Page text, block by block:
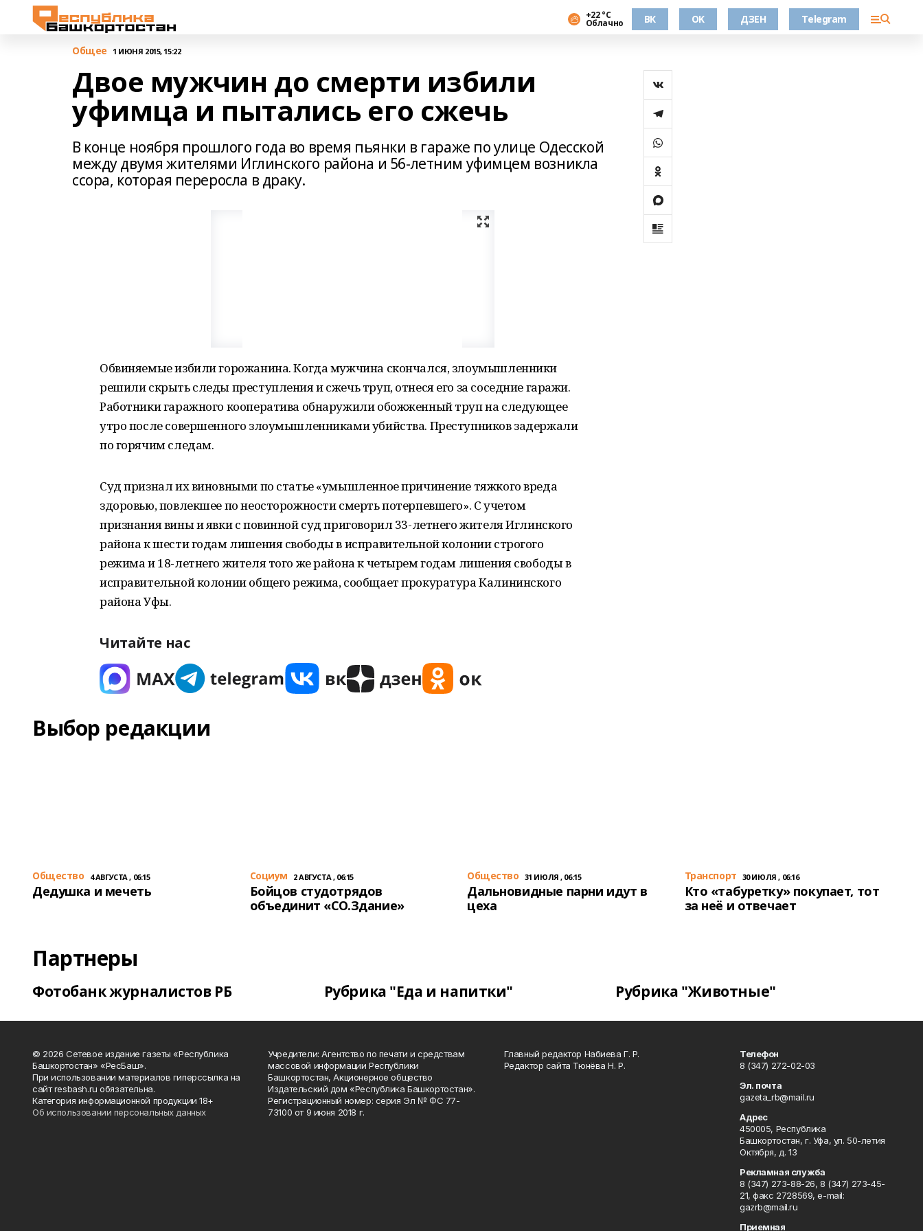
+22 °С
Облачно ВК OK ДЗЕН Telegram
Общее 1 ИЮНЯ 2015, 15:22
Двое мужчин до смерти избили
уфимца и пытались его сжечь
В конце ноября прошлого года во время пьянки в гараже по улице Одесской
между двумя жителями Иглинского района и 56-летним уфимцем возникла
ссора, которая переросла в драку.
Обвиняемые избили горожанина. Когда мужчина скончался, злоумышленники
решили скрыть следы преступления и сжечь труп, отнеся его за соседние гаражи.
Работники гаражного кооператива обнаружили обожженный труп на следующее
утро после совершенного злоумышленниками убийства. Преступников задержали
по горячим следам.
Суд признал их виновными по статье «умышленное причинение тяжкого вреда
здоровью, повлекшее по неосторожности смерть потерпевшего». С учетом
признания вины и явки с повинной суд приговорил 33-летнего жителя Иглинского
района к шести годам лишения свободы в исправительной колонии строгого
режима и 18-летнего жителя того же района к четырем годам лишения свободы в
исправительной колонии общего режима, сообщает прокуратура Калининского
района Уфы.
Читайте нас
Выбор редакции
Общество 4 АВГУСТА , 06:15
Дедушка и мечеть
Cоциум 2 АВГУСТА , 06:15
Бойцов студотрядов
объединит «СО.Здание»
Общество 31 ИЮЛЯ , 06:15
Дальновидные парни идут в
цеха
Транспорт 30 ИЮЛЯ , 06:16
Кто «табуретку» покупает, тот
за неё и отвечает
Партнеры
Фотобанк журналистов РБ Рубрика "Еда и напитки" Рубрика "Животные"
© 2026 Сетевое издание газеты «Республика
Башкортостан» «РесБаш».
При использовании материалов гиперссылка на
сайт resbash.ru обязательна.
Категория информационной продукции 18+
Об использовании персональных данных
Учредители: Агентство по печати и средствам
массовой информации Республики
Башкортостан, Акционерное общество
Издательский дом «Республика Башкортостан».
Регистрационный номер: серия Эл № ФС 77-
73100 от 9 июня 2018 г.
Главный редактор Набиева Г. Р.
Редактор сайта Тюнёва Н. Р.
Телефон
8 (347) 272-02-03
Эл. почта
gazeta_rb@mail.ru
Адрес
450005, Республика
Башкортостан, г. Уфа, ул. 50-летия
Октября, д. 13
Рекламная служба
8 (347) 273-88-26, 8 (347) 273-45-
21, факс 2728569, e-mail:
gazrb@mail.ru
Приемная